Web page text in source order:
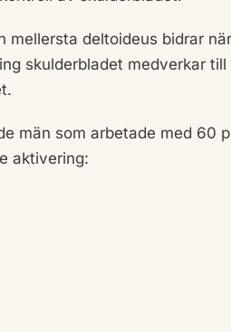
mellersta deltoideus bidrar när
skulderbladet medverkar till
män som arbetade med 60
aktivering: